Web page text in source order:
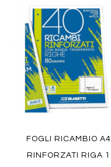
Aggiungi
ai
preferiti
FOGLI RICAMBIO A4
RINFORZATI RIGA 1